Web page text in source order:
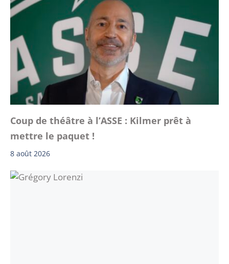
Coup de théâtre à l’ASSE : Kilmer prêt à
mettre le paquet !
8 août 2026